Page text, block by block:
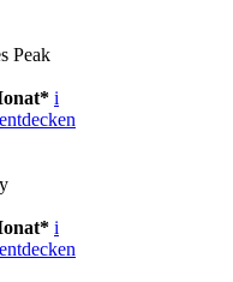
Peak
i
i